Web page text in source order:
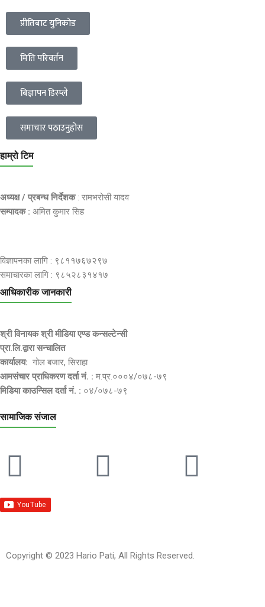
प्रीतिबाट युनिकोड
मिति परिवर्तन
बिज्ञापन डिस्प्ले
समाचार पठाउनुहोस
हाम्रो टिम
अध्यक्ष / प्रबन्ध निर्देशक: रामभरोसी यादव
सम्पादक : अमित कुमार सिह
विज्ञापनका लागि : ९८११७६७२९७
समाचारका लागि : ९८५२८३१४१७
आधिकारीक जानकारी
श्री विनायक श्री मीडिया एण्ड कन्सल्टेन्सी
प्रा.लि.द्वारा सन्चालित
कार्यालय: गोल बजार, सिराहा
आमसंचार प्राधिकरण दर्ता नं. : म.प्र.०००४/०७८-७९
मिडिया काउन्सिल दर्ता नं. : ०४/०७८-७९
सामाजिक संजाल
Copyright © 2023 Hario Pati, All Rights Reserved.